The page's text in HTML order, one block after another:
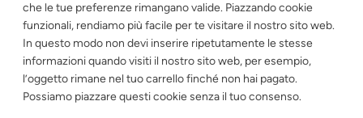
che le tue preferenze rimangano valide. Piazzando cookie
funzionali, rendiamo più facile per te visitare il nostro sito web.
In questo modo non devi inserire ripetutamente le stesse
informazioni quando visiti il nostro sito web, per esempio,
l’oggetto rimane nel tuo carrello finché non hai pagato.
Possiamo piazzare questi cookie senza il tuo consenso.